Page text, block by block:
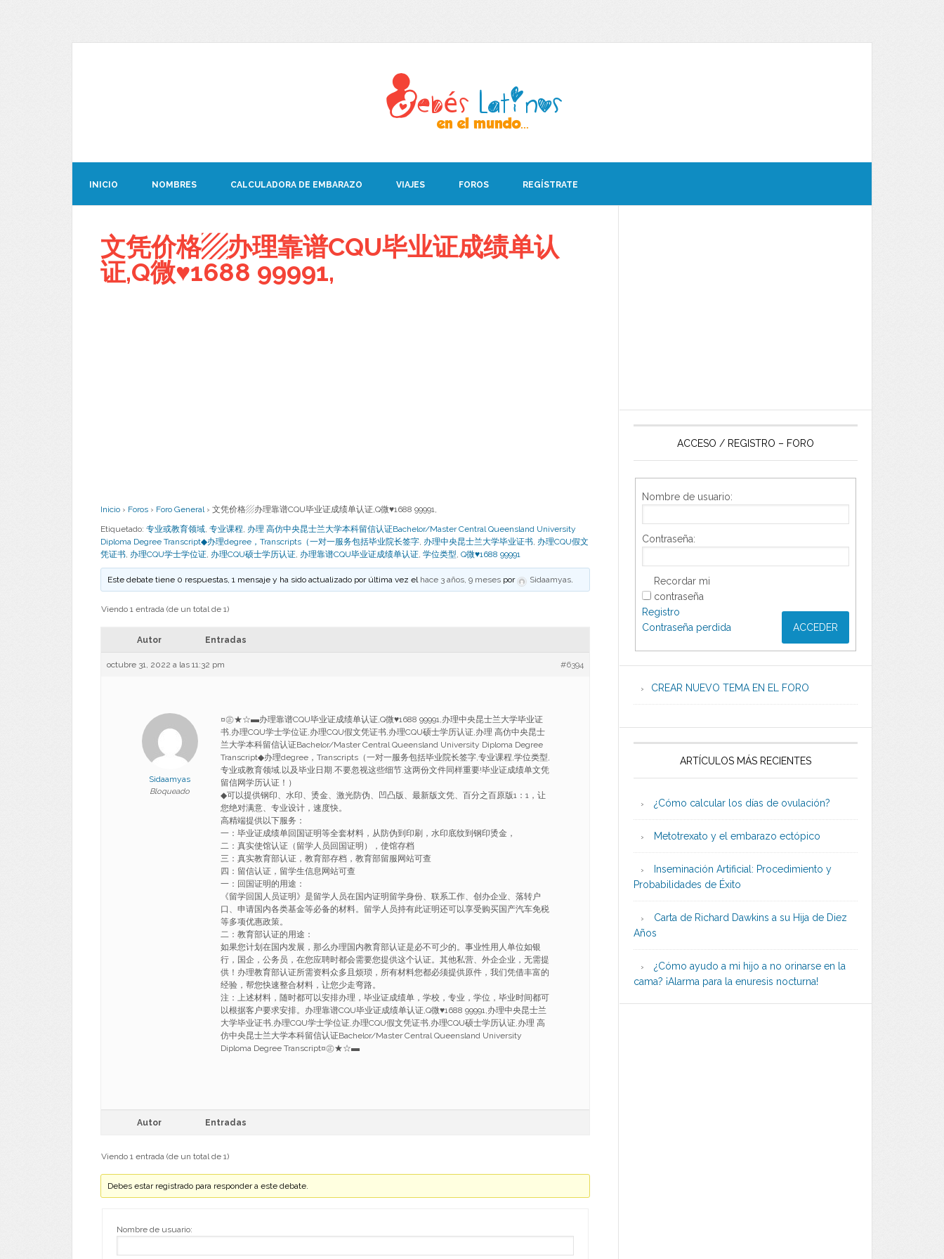
INICIO NOMBRES CALCULADORA DE EMBARAZO VIAJES FOROS REGÍSTRATE
文凭价格▨办理靠谱CQU毕业证成绩单认
证,Q微♥1688 99991,
Inicio › Foros › Foro General › 文凭价格▨办理靠谱CQU毕业证成绩单认证,Q微♥1688 99991,
Etiquetado: 专业或教育领域, 专业课程, 办理 高仿中央昆士兰大学本科留信认证Bachelor/Master Central Queensland University
Diploma Degree Transcript◆办理degree，Transcripts（一对一服务包括毕业院长签字, 办理中央昆士兰大学毕业证书, 办理CQU假文
凭证书, 办理CQU学士学位证, 办理CQU硕士学历认证, 办理靠谱CQU毕业证成绩单认证, 学位类型, Q微♥1688 99991
Este debate tiene 0 respuestas, 1 mensaje y ha sido actualizado por última vez el hace 3 años, 9 meses por Sidaamyas.
Viendo 1 entrada (de un total de 1)
Autor Entradas
octubre 31, 2022 a las 11:32 pm #6394
Sidaamyas
Bloqueado
¤㊣★☆▬办理靠谱CQU毕业证成绩单认证,Q微♥1688 99991,办理中央昆士兰大学毕业证
书,办理CQU学士学位证,办理CQU假文凭证书,办理CQU硕士学历认证,办理 高仿中央昆士
兰大学本科留信认证Bachelor/Master Central Queensland University Diploma Degree
Transcript◆办理degree，Transcripts（一对一服务包括毕业院长签字,专业课程,学位类型,
专业或教育领域,以及毕业日期.不要忽视这些细节.这两份文件同样重要!毕业证成绩单文凭
留信网学历认证！）
◆可以提供钢印、水印、烫金、激光防伪、凹凸版、最新版文凭、百分之百原版1：1，让
您绝对满意、专业设计，速度快。
高精端提供以下服务：
一：毕业证成绩单回国证明等全套材料，从防伪到印刷，水印底纹到钢印烫金，
二：真实使馆认证（留学人员回国证明），使馆存档
三：真实教育部认证，教育部存档，教育部留服网站可查
四：留信认证，留学生信息网站可查
一：回国证明的用途：
《留学回国人员证明》是留学人员在国内证明留学身份、联系工作、创办企业、落转户
口、申请国内各类基金等必备的材料。留学人员持有此证明还可以享受购买国产汽车免税
等多项优惠政策。
二：教育部认证的用途：
如果您计划在国内发展，那么办理国内教育部认证是必不可少的。事业性用人单位如银
行，国企，公务员，在您应聘时都会需要您提供这个认证。其他私营、外企企业，无需提
供！办理教育部认证所需资料众多且烦琐，所有材料您都必须提供原件，我们凭借丰富的
经验，帮您快速整合材料，让您少走弯路。
注：上述材料，随时都可以安排办理，毕业证成绩单，学校，专业，学位，毕业时间都可
以根据客户要求安排。办理靠谱CQU毕业证成绩单认证,Q微♥1688 99991,办理中央昆士兰
大学毕业证书,办理CQU学士学位证,办理CQU假文凭证书,办理CQU硕士学历认证,办理 高
仿中央昆士兰大学本科留信认证Bachelor/Master Central Queensland University
Diploma Degree Transcript¤㊣★☆▬
Autor Entradas
Viendo 1 entrada (de un total de 1)
Debes estar registrado para responder a este debate.
Nombre de usuario:
ACCESO / REGISTRO – FORO
Nombre de usuario:
Contraseña:
Recordar mi
contraseña
ACCEDER
Registro
Contraseña perdida
CREAR NUEVO TEMA EN EL FORO
ARTÍCULOS MÁS RECIENTES
¿Cómo calcular los días de ovulación?
Metotrexato y el embarazo ectópico
Inseminación Artificial: Procedimiento y
Probabilidades de Éxito
Carta de Richard Dawkins a su Hija de Diez
Años
¿Cómo ayudo a mi hijo a no orinarse en la
cama? ¡Alarma para la enuresis nocturna!